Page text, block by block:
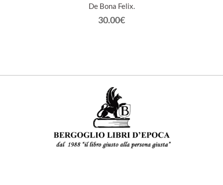
De Bona Felix.
30.00€